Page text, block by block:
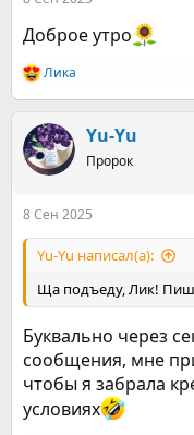
Доброе утро
Р
е
к
ц
и
Ликa
Yu-Yu
Пророк
8 Сен 2025
Yu-Yu написал(а):
Ща подъеду, Лик!
Буквально через
сообщения, мне
чтобы я забрала
условиях